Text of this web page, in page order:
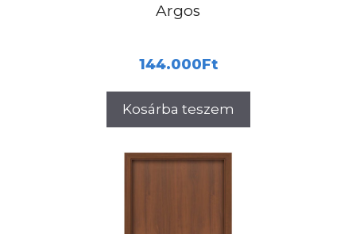
Argos
144.000Ft
Kosárba teszem